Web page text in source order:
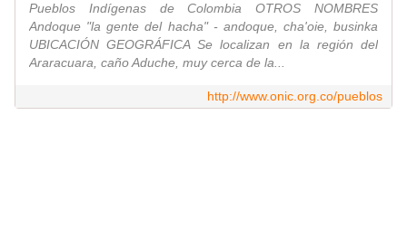
Pueblos Indígenas de Colombia OTROS NOMBRES
Andoque "la gente del hacha" - andoque, cha'oie, businka
UBICACIÓN GEOGRÁFICA Se localizan en la región del
Araracuara, caño Aduche, muy cerca de la...
http://www.onic.org.co/pueblos